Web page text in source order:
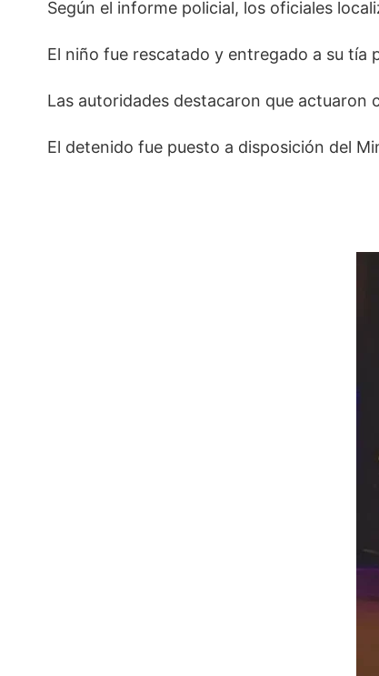
Según el informe policial, los oficiales
El niño fue rescatado y entregado a su tía
Las autoridades destacaron que actuaron
El detenido fue puesto a disposición del